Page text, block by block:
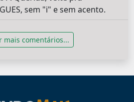
sem "i" e sem acento.
mais comentários...